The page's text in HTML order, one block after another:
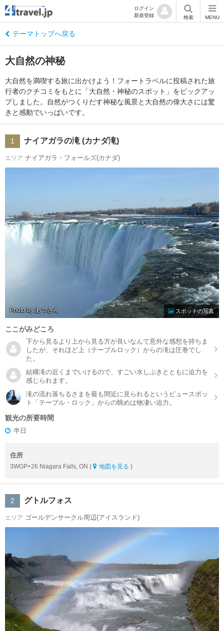
ログイン
新規登録
検索 MENU
テーマトップへ戻る
大自然の神秘
大自然を満喫する旅に出かけよう！フォートラベルに投稿された旅
行者のクチコミをもとに「大自然・神秘のスポット」をピックアッ
プしました。自然がつくりだす神秘な風景と大自然の偉大さには驚
きと感動でいっぱいです。
1 ナイアガラの滝 (カナダ滝)
エリア ナイアガラ・フォールズ(カナダ)
Photo by あつ スポットの写真
ここがみどころ
下から見るより上から見る方が良いなんて意外な感想を持ちま
したが、それほど上（テーブルロック）からの滝は圧巻でし
た。
結構滝の近くまでいけるので、すごい水しぶきとともに迫力を
感じられます。
滝の流れ落ちるさまを最も間近に見られるというビュースポッ
ト「テーブル・ロック」からの眺めは物凄い迫力。
観光の所要時間
半日
住所
3WGP+26 Niagara Falls, ON ( 地図を見る )
2 グトルフォス
エリア ゴールデンサークル周辺(アイスランド)